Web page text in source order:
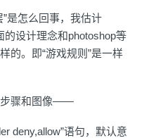
是怎么回事，我估计
的设计理念和photoshop等
的。即“游戏规则”是一样
步骤和图像——
deny,allow”语句，默认意